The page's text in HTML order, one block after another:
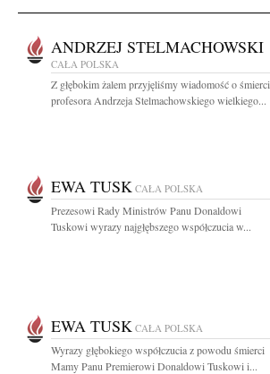
ANDRZEJ STELMACHOWSKI
CAŁA POLSKA
Z głębokim żalem przyjęliśmy wiadomość o śmierci
profesora Andrzeja Stelmachowskiego wielkiego...
EWA TUSK CAŁA POLSKA
Prezesowi Rady Ministrów Panu Donaldowi
Tuskowi wyrazy najgłębszego współczucia w...
EWA TUSK CAŁA POLSKA
Wyrazy głębokiego współczucia z powodu śmierci
Mamy Panu Premierowi Donaldowi Tuskowi i...